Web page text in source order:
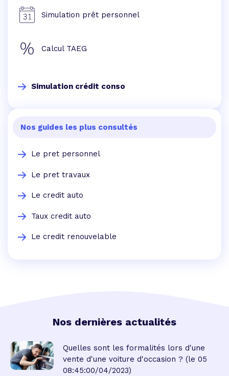
Simulation prêt personnel
Calcul TAEG
Simulation crédit conso
Nos guides les plus consultés
Le pret personnel
Le pret travaux
Le credit auto
Taux credit auto
Le credit renouvelable
Nos dernières actualités
Quelles sont les formalités lors d'une
vente d'une voiture d'occasion ? (le 05
08:45:00/04/2023)